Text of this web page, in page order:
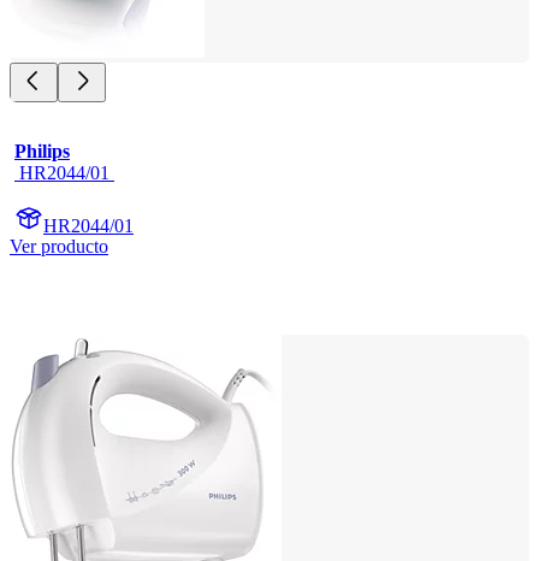
Philips
HR2044/01
HR2044/01
Ver producto